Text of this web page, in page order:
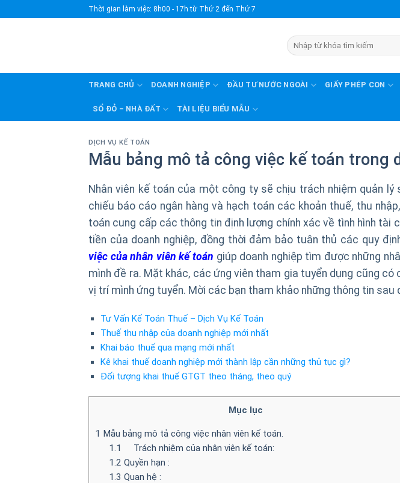
to
Thời gian làm việc: 8h00 - 17h từ Thứ 2 đến Thứ 7
TRANG CHỦ DOANH NGHIỆP ĐẦU TƯ NƯỚC NGOÀI GIẤY PHÉP CON
SỔ ĐỎ – NHÀ ĐẤT TÀI LIỆU BIỂU MẪU
DỊCH VỤ KẾ TOÁN
Mẫu bảng mô tả công việc kế toán trong
Nhân viên kế toán của một công ty sẽ chịu trách nhiệm quản
chiếu báo cáo ngân hàng và hạch toán các khoản thuế, thu
toán cung cấp các thông tin định lượng chính xác về tình hình tài
tiền của doanh nghiệp, đồng thời đảm bảo tuân thủ các quy
việc của nhân viên kế toán giúp doanh nghiệp tìm được những
mình đề ra. Mặt khác, các ứng viên tham gia tuyển dụng cũng
vị trí mình ứng tuyển. Mời các bạn tham khảo những thông tin sau
Tư Vấn Kế Toán Thuế – Dịch Vụ Kế Toán
Thuế thu nhập của doanh nghiệp mới nhất
Khai báo thuế qua mạng mới nhất
Kê khai thuế doanh nghiệp mới thành lập cần những thủ tục gì?
Đối tượng khai thuế GTGT theo tháng, theo quý
Mục lục
1 Mẫu bảng mô tả công việc nhân viên kế toán.
1.1
Trách nhiệm của nhân viên kế toán:
1.2 Quyền hạn :
1.3 Quan hệ :